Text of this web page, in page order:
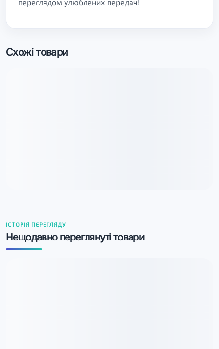
переглядом улюблених передач!
Схожі товари
ІСТОРІЯ ПЕРЕГЛЯДУ
Нещодавно переглянуті товари